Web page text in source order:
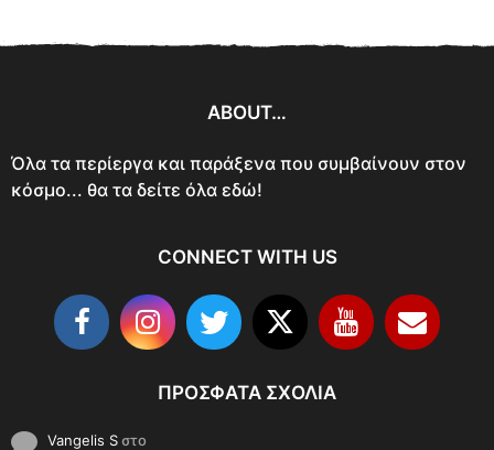
ABOUT…
Όλα τα περίεργα και παράξενα που συμβαίνουν στον
κόσμο... θα τα δείτε όλα εδώ!
CONNECT WITH US
ΠΡΌΣΦΑΤΑ ΣΧΌΛΙΑ
Vangelis Sστο